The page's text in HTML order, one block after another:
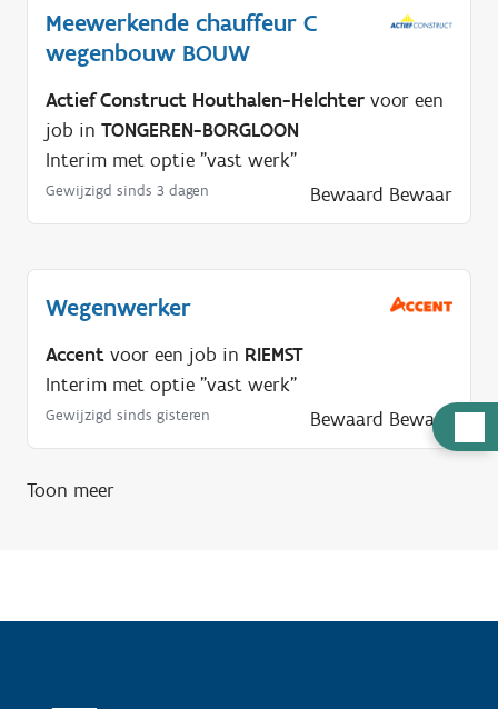
u
Meewerkende chauffeur C
wegenbouw BOUW
Actief Construct Houthalen-Helchter voor een
job in TONGEREN-BORGLOON
Interim met optie "vast werk"
Gewijzigd sinds 3 dagen Bewaard Bewaar
Wegenwerker
Accent voor een job in RIEMST
Interim met optie "vast werk"
Gewijzigd sinds gisteren Bewaard Bewaar
Toon meer